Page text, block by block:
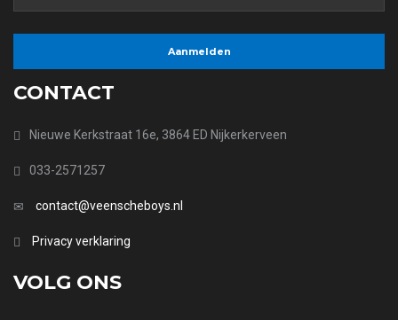
CONTACT
Nieuwe Kerkstraat 16e, 3864 ED Nijkerkerveen
033-2571257
contact@veenscheboys.nl
Privacy verklaring
VOLG ONS